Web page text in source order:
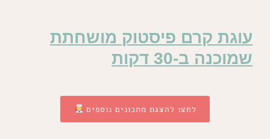
עוגת קרם פיסטוק מושחתת
שמוכנה ב-30 דקות
לחצו להצגת מתכונים נוספים